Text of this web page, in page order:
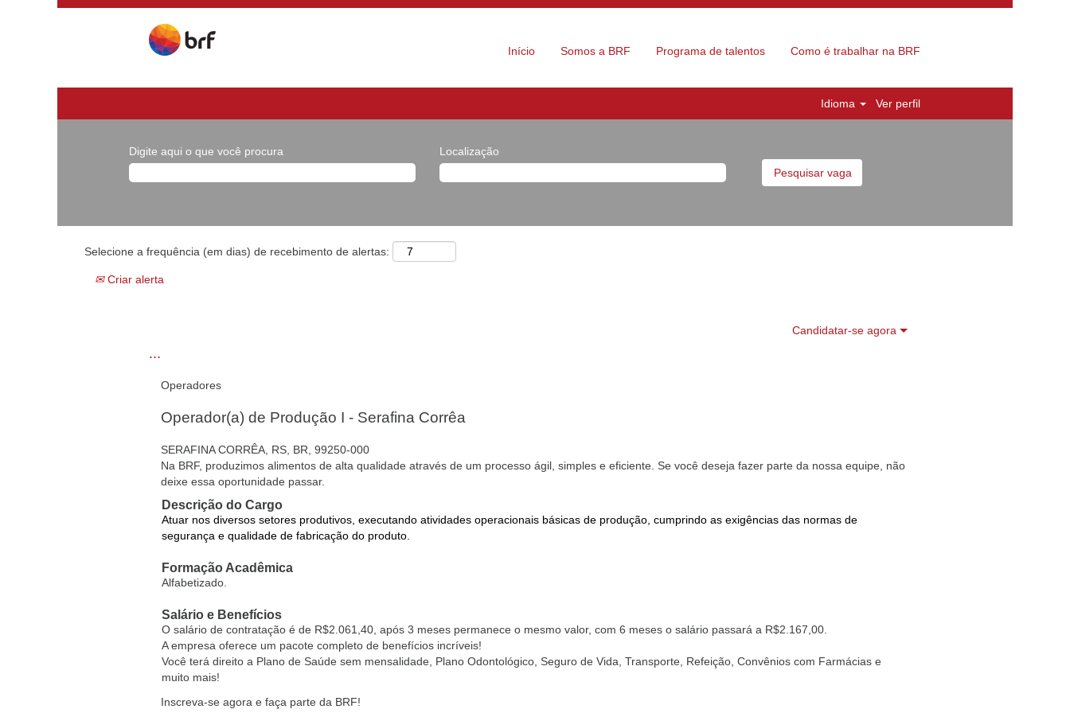
Início Somos a BRF Programa de talentos Como é trabalhar na BRF
Idioma Ver perfil
Digite aqui o que você procura Localização
Selecione a frequência (em dias) de recebimento de alertas:
Criar alerta
Candidatar-se agora
...
Operadores
Operador(a) de Produção I - Serafina Corrêa
SERAFINA CORRÊA, RS, BR, 99250-000
Na BRF, produzimos alimentos de alta qualidade através de um processo ágil, simples e eficiente. Se você deseja fazer parte da nossa equipe, não
deixe essa oportunidade passar.
Descrição do Cargo
Atuar nos diversos setores produtivos, executando atividades operacionais básicas de produção, cumprindo as exigências das normas de
segurança e qualidade de fabricação do produto.
Formação Acadêmica
Alfabetizado.
Salário e Benefícios
O salário de contratação é de R$2.061,40, após 3 meses permanece o mesmo valor, com 6 meses o salário passará a R$2.167,00.
A empresa oferece um pacote completo de benefícios incríveis!
Você terá direito a Plano de Saúde sem mensalidade, Plano Odontológico, Seguro de Vida, Transporte, Refeição, Convênios com Farmácias e
muito mais!
Inscreva-se agora e faça parte da BRF!